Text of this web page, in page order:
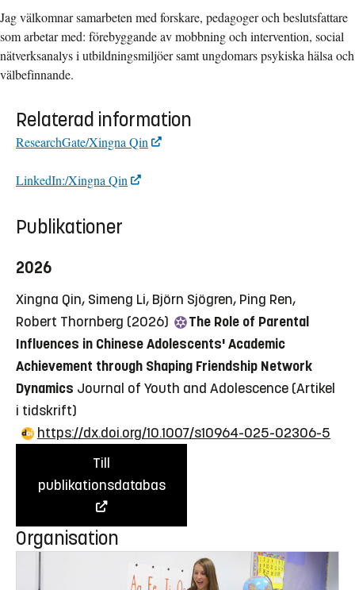
Jag välkomnar samarbeten med forskare, pedagoger och beslutsfattare
som arbetar med: förebyggande av mobbning och intervention, social
nätverksanalys i utbildningsmiljöer samt ungdomars psykiska hälsa och
välbefinnande.
Relaterad information
ResearchGate/Xingna Qin
LinkedIn:/Xingna Qin
Publikationer
2026
Xingna Qin, Simeng Li, Björn Sjögren, Ping Ren,
Robert Thornberg (2026)
The Role of Parental
Influences in Chinese Adolescents' Academic
Achievement through Shaping Friendship Network
Dynamics Journal of Youth and Adolescence (Artikel
i tidskrift)
https://dx.doi.org/10.1007/s10964-025-02306-5
Till
publikationsdatabas
Organisation